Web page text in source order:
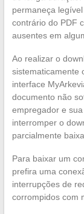
permaneça
contrário do PDF
ausentes em
Ao realizar o
sistematicamente
interface
documento não
empregador e
interromper o
parcialmente
Para baixar um
prefira uma
interrupções de
corrompidos com